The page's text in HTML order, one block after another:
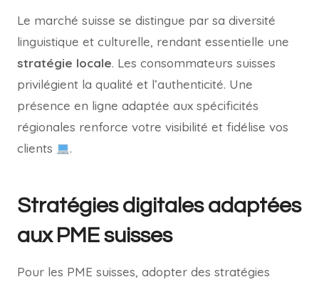
Le marché suisse se distingue par sa diversité
linguistique et culturelle, rendant essentielle une
stratégie locale. Les consommateurs suisses
privilégient la qualité et l’authenticité. Une
présence en ligne adaptée aux spécificités
régionales renforce votre visibilité et fidélise vos
clients
.
Stratégies digitales adaptées
aux PME suisses
Pour les PME suisses, adopter des stratégies